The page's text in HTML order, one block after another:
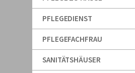
PFLEGEDIENST
PFLEGEFACHFRAU
SANITÄTSHÄUSER